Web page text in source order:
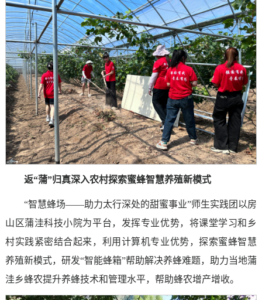
返“蒲”归真深入农村探索蜜蜂智慧养殖新模式
“智慧蜂场——助力太行深处的甜蜜事业”师生实践团以房
山区蒲洼科技小院为平台，发挥专业优势，将课堂学习和乡
村实践紧密结合起来，利用计算机专业优势，探索蜜蜂智慧
养殖新模式，研发“智能蜂箱”帮助解决养蜂难题，助力当地蒲
洼乡蜂农提升养蜂技术和管理水平，帮助蜂农增产增收。